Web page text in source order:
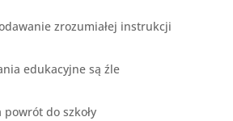
zrozumiałej instrukcji
edukacyjne są źle
do szkoły